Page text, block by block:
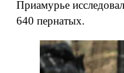
Приамурье
640 пернатых.